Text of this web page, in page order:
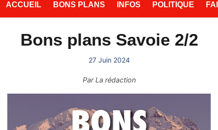
ACCUEIL BONS PLANS INFOS POLITIQUE
Bons plans Savoie 2/2
27 Juin 2024
ParLa rédaction